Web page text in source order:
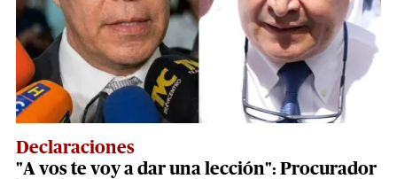
Declaraciones
"A vos te voy a dar una lección": Procurador